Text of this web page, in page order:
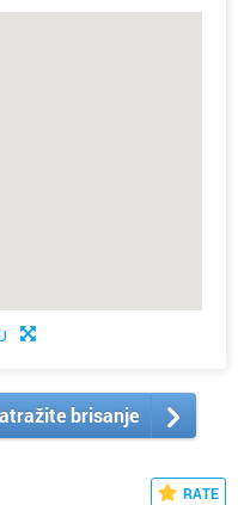
brisanje
RATE